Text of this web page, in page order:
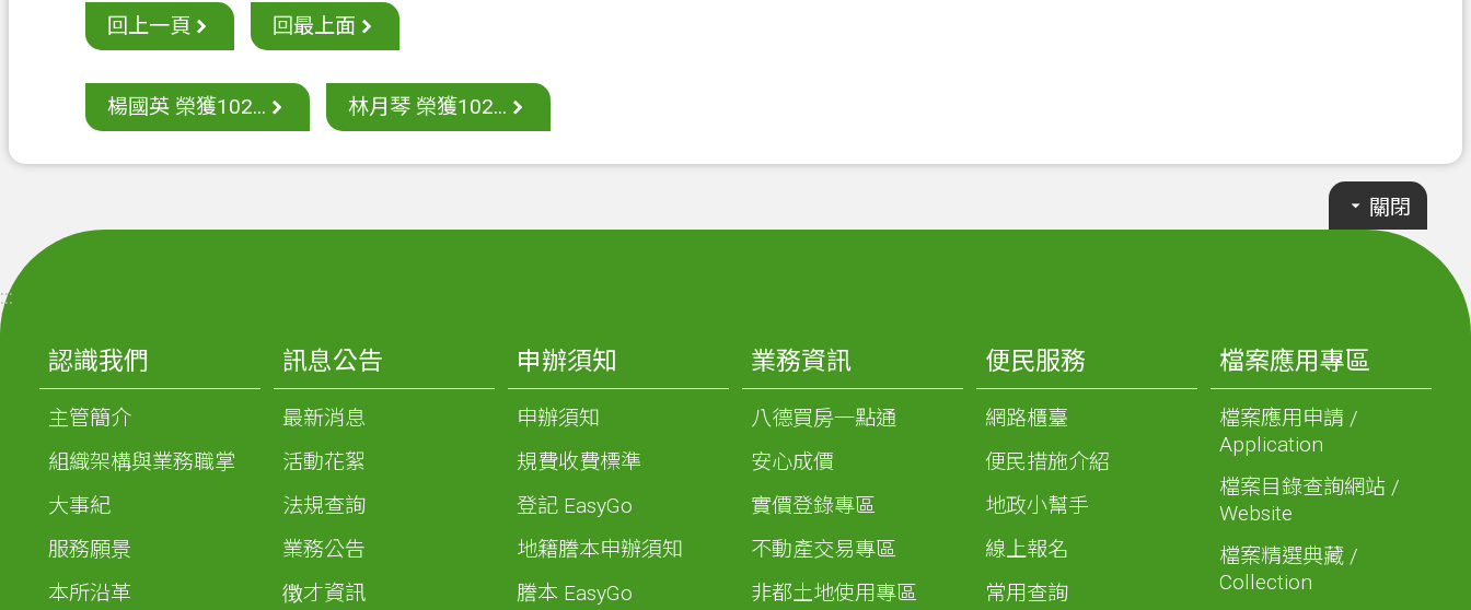
回上一頁 回最上面
楊國英 榮獲102... 林月琴 榮獲102...
關閉
:::
認識我們
主管簡介
組織架構與業務職掌
大事紀
服務願景
本所沿革
訊息公告
最新消息
活動花絮
法規查詢
業務公告
徴才資訊
申辦須知
申辦須知
規費收費標準
登記 EasyGo
地籍謄本申辦須知
謄本 EasyGo
業務資訊
八德買房一點通
安心成價
實價登錄專區
不動產交易專區
非都土地使用專區
便民服務
網路櫃臺
便民措施介紹
地政小幫手
線上報名
常用查詢
檔案應用專區
檔案應用申請 /
Application
檔案目錄查詢網站 /
Website
檔案精選典藏 /
Collection